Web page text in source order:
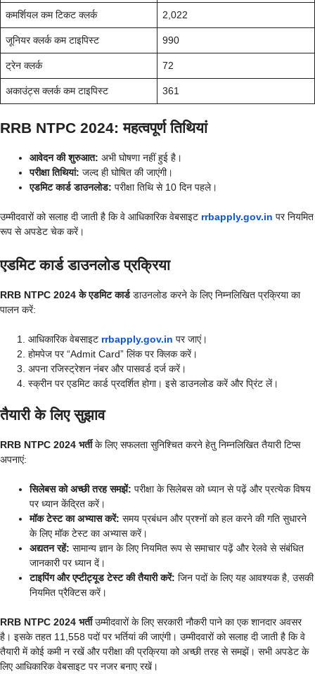
कमर्शियल कम टिकट क्लर्क 2,022
जूनियर क्लर्क कम टाइपिस्ट 990
ट्रेन क्लर्क 72
अकाउंट्स क्लर्क कम टाइपिस्ट 361
RRB NTPC 2024: महत्वपूर्ण तिथियां
आवेदन की शुरुआत: अभी घोषणा नहीं हुई है।
परीक्षा तिथियां: जल्द ही घोषित की जाएंगी।
एडमिट कार्ड डाउनलोड: परीक्षा तिथि से 10 दिन पहले।
उम्मीदवारों को सलाह दी जाती है कि वे आधिकारिक वेबसाइट rrbapply.gov.in पर नियमित
रूप से अपडेट चेक करें।
एडमिट कार्ड डाउनलोड प्रक्रिया
RRB NTPC 2024 के एडमिट कार्डडाउनलोड करने के लिए निम्नलिखित प्रक्रिया का
पालन करें:
आधिकारिक वेबसाइट rrbapply.gov.in पर जाएं।
होमपेज पर “Admit Card” लिंक पर क्लिक करें।
अपना रजिस्ट्रेशन नंबर और पासवर्ड दर्ज करें।
स्क्रीन पर एडमिट कार्ड प्रदर्शित होगा। इसे डाउनलोड करें और प्रिंट लें।
तैयारी के लिए सुझाव
RRB NTPC 2024 भर्तीके लिए सफलता सुनिश्चित करने हेतु निम्नलिखित तैयारी टिप्स
अपनाएं:
सिलेबस को अच्छी तरह समझें: परीक्षा के सिलेबस को ध्यान से पढ़ें और प्रत्येक विषय
पर ध्यान केंद्रित करें।
मॉक टेस्ट का अभ्यास करें: समय प्रबंधन और प्रश्नों को हल करने की गति सुधारने
के लिए मॉक टेस्ट का अभ्यास करें।
अद्यतन रहें: सामान्य ज्ञान के लिए नियमित रूप से समाचार पढ़ें और रेलवे से संबंधित
जानकारी पर ध्यान दें।
टाइपिंग और एप्टीट्यूड टेस्ट की तैयारी करें: जिन पदों के लिए यह आवश्यक है, उसकी
नियमित प्रैक्टिस करें।
RRB NTPC 2024 भर्तीउम्मीदवारों के लिए सरकारी नौकरी पाने का एक शानदार अवसर
है। इसके तहत 11,558 पदों पर भर्तियां की जाएंगी। उम्मीदवारों को सलाह दी जाती है कि वे
तैयारी में कोई कमी न रखें और परीक्षा की प्रक्रिया को अच्छी तरह से समझें। सभी अपडेट के
लिए आधिकारिक वेबसाइट पर नजर बनाए रखें।